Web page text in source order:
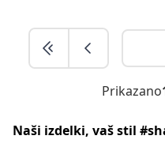
Prikazano
Naši izdelki, vaš stil